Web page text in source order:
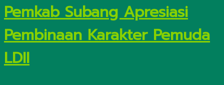
Pemkab Subang Apresiasi
Pembinaan Karakter Pemuda
LDII